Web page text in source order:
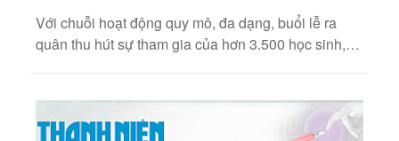
Với chuỗi hoạt động quy mô, đa dạng, buổi lễ ra
quân thu hút sự tham gia của hơn 3.500 học sinh,
xanh nhiệt huyết và sẵn sàng tiếp sức cho các sĩ tử
trước kỳ thi quan trọng.